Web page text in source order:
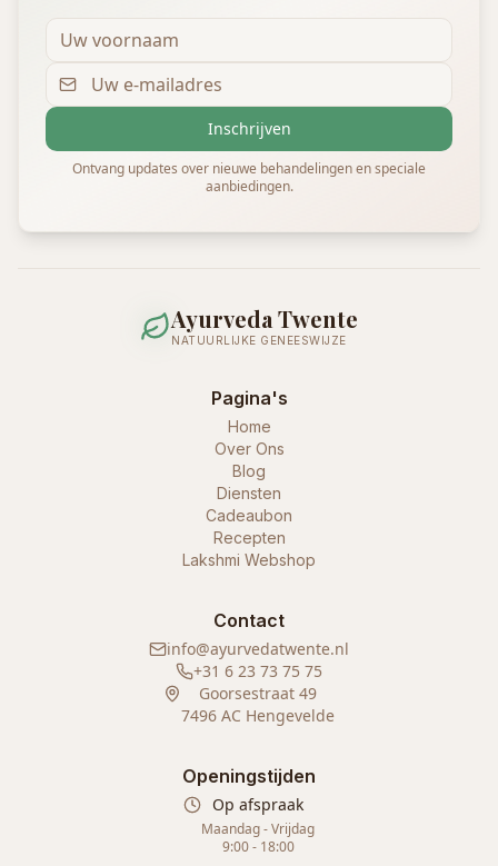
Inschrijven
Ontvang updates over nieuwe behandelingen en speciale
aanbiedingen.
Ayurveda Twente
NATUURLIJKE GENEESWIJZE
Pagina's
Home
Over Ons
Blog
Diensten
Cadeaubon
Recepten
Lakshmi Webshop
Contact
info@ayurvedatwente.nl
+31 6 23 73 75 75
Goorsestraat 49
7496 AC Hengevelde
Openingstijden
Op afspraak
Maandag - Vrijdag
9:00 - 18:00